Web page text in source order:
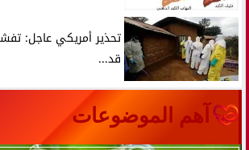
تحذير أمريكي عاجل:
قد...
آهم الموضوعات